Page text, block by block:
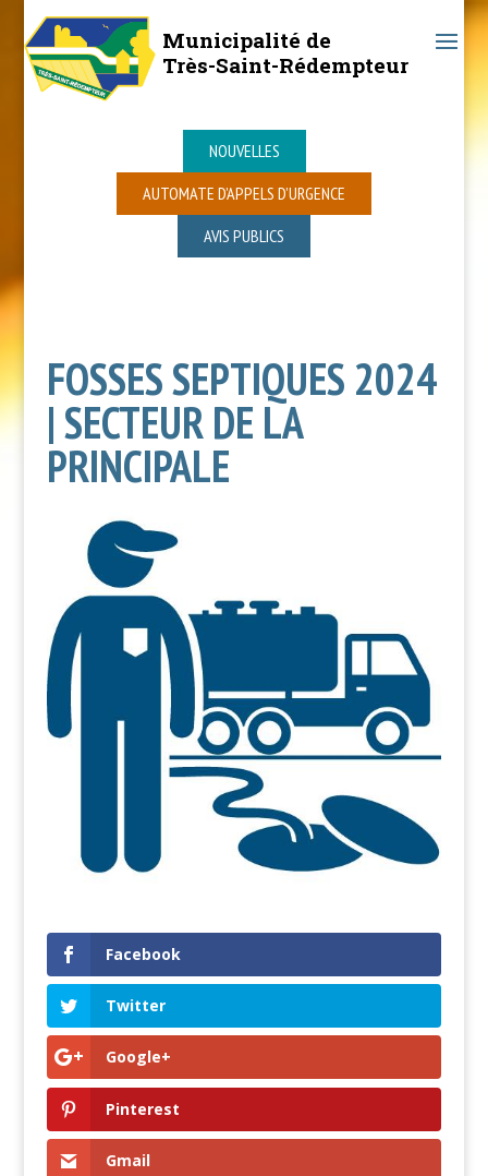
Municipalité de
Très-Saint-Rédempteur
NOUVELLES
AUTOMATE D’APPELS D’URGENCE
AVIS PUBLICS
FOSSES SEPTIQUES 2024
| SECTEUR DE LA
PRINCIPALE
Facebook
Twitter
Google+
Pinterest
Gmail